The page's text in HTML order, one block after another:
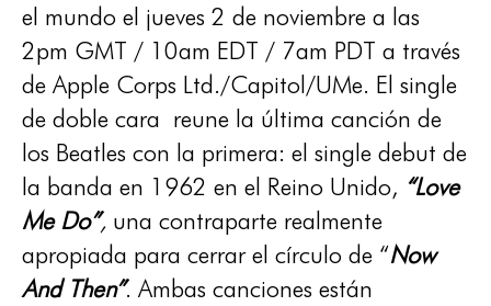
el mundo el jueves 2 de noviembre a las
2pm GMT / 10am EDT / 7am PDT a través
de Apple Corps Ltd./Capitol/UMe. El single
de doble cara reune la última canción de
los Beatles con la primera: el single debut de
la banda en 1962 en el Reino Unido, “Love
Me Do”, una contraparte realmente
apropiada para cerrar el círculo de “Now
And Then”. Ambas canciones están